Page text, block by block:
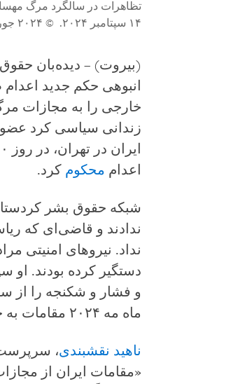
تظاهرات در سالگرد مرگ مهسا
۱۴ سپتامبر ۲۰۲۴.
© ۲۰۲۴ جورج ونت/پیکچر الیانس از گتی ایمجز
(بیروت) – دیده‌بان
انبوهی حکم جدید اعدام
خارجی را به مجازات
زندانی سیاسی کرد عضو
اعدام محکوم کرد.
شبکه حقوق بشر
ندادند و قاضی‌ای که
دستگیر کرده بودند. او
و فشار و شکنجه را از
ماه مه ۲۰۲۴ مقامات به خانواده او اجازه ملاقات نداده‌اند.
ناهید نقشبندی،
«مقامات ایران از